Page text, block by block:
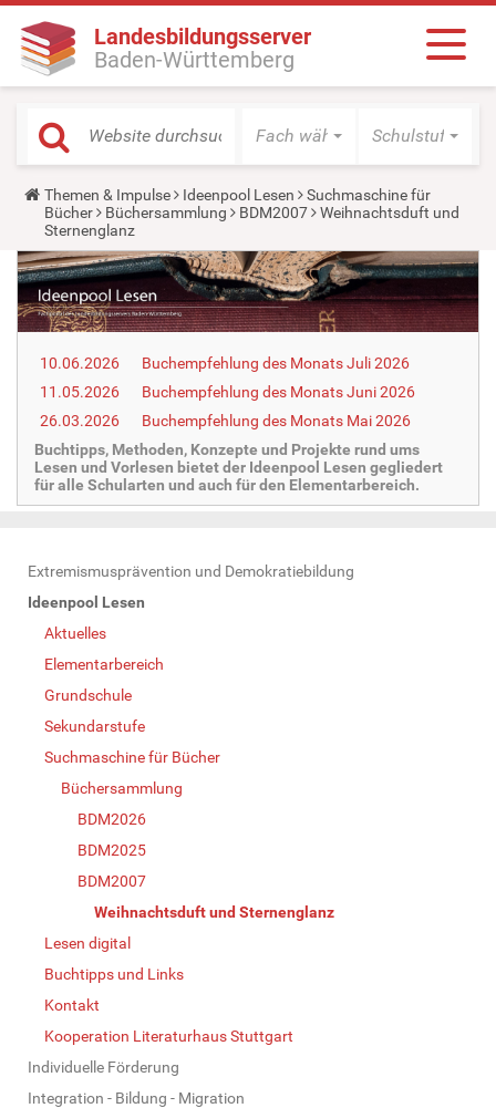
Landesbildungsserver
Baden-Württemberg
Fach wählen Schulstufe
Y
o
u
a
r
e
h
e
r
:
Themen & Impulse Ideenpool Lesen
Suchmaschine für
Bücher
Büchersammlung BDM2007
Weihnachtsduft und
Sternenglanz
10.06.2026
Buchempfehlung des Monats Juli 2026
11.05.2026
Buchempfehlung des Monats Juni 2026
26.03.2026
Buchempfehlung des Monats Mai 2026
Buchtipps, Methoden, Konzepte und Projekte rund ums
Lesen und Vorlesen bietet der Ideenpool Lesen gegliedert
für alle Schularten und auch für den Elementarbereich.
N
a
Extremismusprävention und Demokratiebildung
Ideenpool Lesen
Aktuelles
Elementarbereich
Grundschule
Sekundarstufe
Suchmaschine für Bücher
Büchersammlung
BDM2026
BDM2025
BDM2007
Weihnachtsduft und Sternenglanz
Lesen digital
Buchtipps und Links
Kontakt
Kooperation Literaturhaus Stuttgart
Individuelle Förderung
Integration - Bildung - Migration